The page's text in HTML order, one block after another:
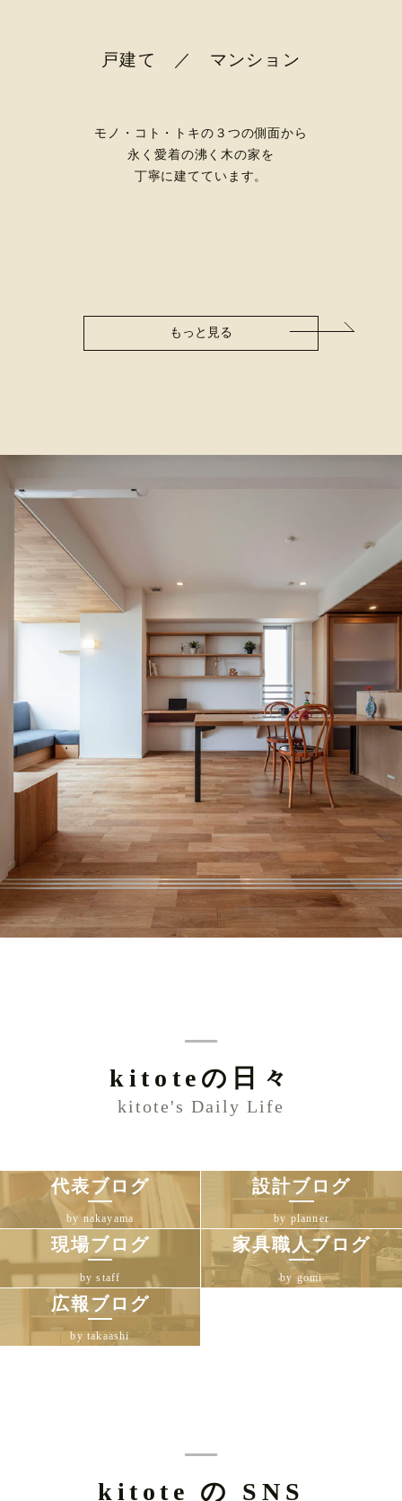
戸建て ／ マンション
モノ・コト・トキの３つの側面から
永く愛着の沸く木の家を
丁寧に建てています。
もっと見る
kitoteの日々
kitote's Daily Life
代表ブログ
by nakayama
設計ブログ
by planner
現場ブログ
by staff
家具職人ブログ
by gomi
広報ブログ
by takaashi
kitote の SNS